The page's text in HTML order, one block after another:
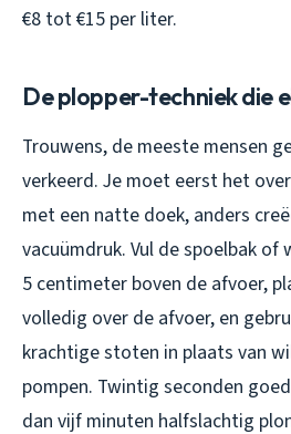
€8 tot €15 per liter.
De plopper-techniek die
Trouwens, de meeste mensen
verkeerd. Je moet eerst het
met een natte doek, anders
vacuümdruk. Vul de spoelbak
5 centimeter boven de afvoer,
volledig over de afvoer, en
krachtige stoten in plaats van
pompen. Twintig seconden
dan vijf minuten halfslachtig